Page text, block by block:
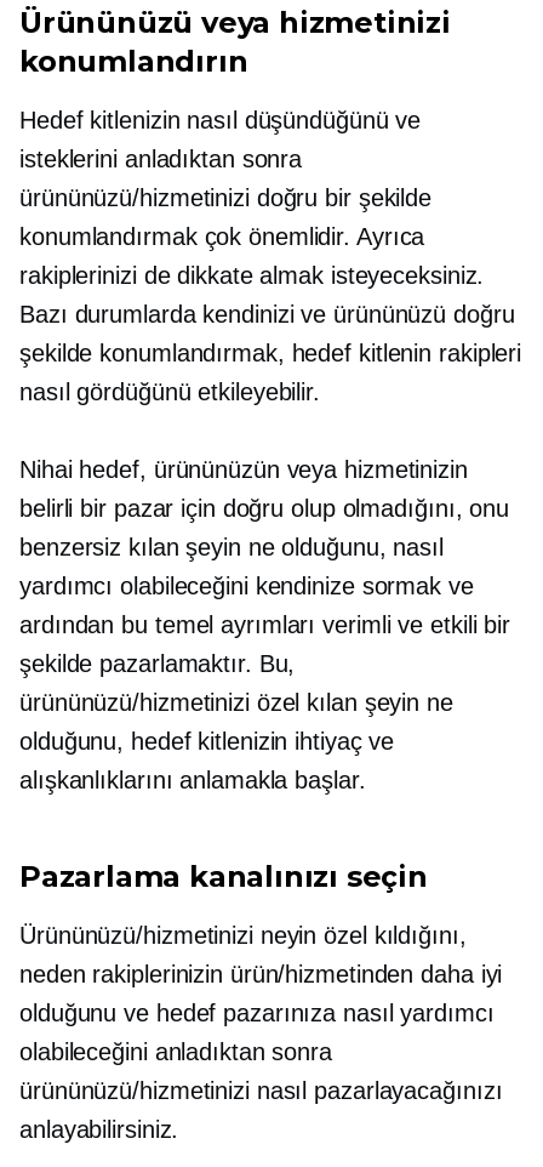
Ürününüzü veya hizmetinizi
konumlandırın
Hedef kitlenizin nasıl düşündüğünü ve
isteklerini anladıktan sonra
ürününüzü/hizmetinizi doğru bir şekilde
konumlandırmak çok önemlidir. Ayrıca
rakiplerinizi de dikkate almak isteyeceksiniz.
Bazı durumlarda kendinizi ve ürününüzü doğru
şekilde konumlandırmak, hedef kitlenin rakipleri
nasıl gördüğünü etkileyebilir.
Nihai hedef, ürününüzün veya hizmetinizin
belirli bir pazar için doğru olup olmadığını, onu
benzersiz kılan şeyin ne olduğunu, nasıl
yardımcı olabileceğini kendinize sormak ve
ardından bu temel ayrımları verimli ve etkili bir
şekilde pazarlamaktır. Bu,
ürününüzü/hizmetinizi özel kılan şeyin ne
olduğunu, hedef kitlenizin ihtiyaç ve
alışkanlıklarını anlamakla başlar.
Pazarlama kanalınızı seçin
Ürününüzü/hizmetinizi neyin özel kıldığını,
neden rakiplerinizin ürün/hizmetinden daha iyi
olduğunu ve hedef pazarınıza nasıl yardımcı
olabileceğini anladıktan sonra
ürününüzü/hizmetinizi nasıl pazarlayacağınızı
anlayabilirsiniz.